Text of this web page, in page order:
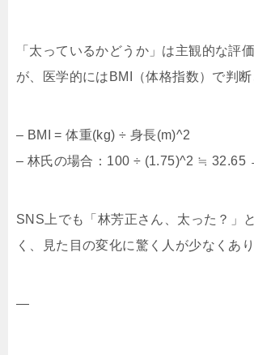
「太っているかどうか」は主観的な評
が、医学的にはBMI（体格指数）で判断
– BMI = 体重(kg) ÷ 身長(m)^2
– 林氏の場合：100 ÷ (1.75)^2 ≒ 32.65
SNS上でも「林芳正さん、太った？」
く、見た目の変化に驚く人が少なくあり
—